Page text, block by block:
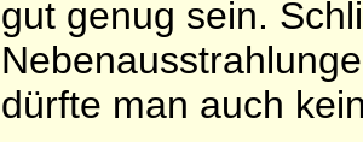
gut genug sein.
dürfte man auch